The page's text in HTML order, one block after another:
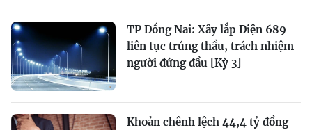
TP Đồng Nai: Xây lắp Điện 689
liên tục trúng thầu, trách nhiệm
người đứng đầu [Kỳ 3]
Khoản chênh lệch 44,4 tỷ đồng